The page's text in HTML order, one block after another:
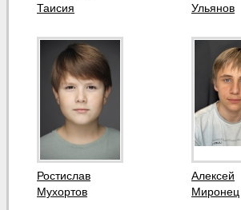
Таисия
Ульянов
Ростислав
Мухортов
Алексей
Миронец